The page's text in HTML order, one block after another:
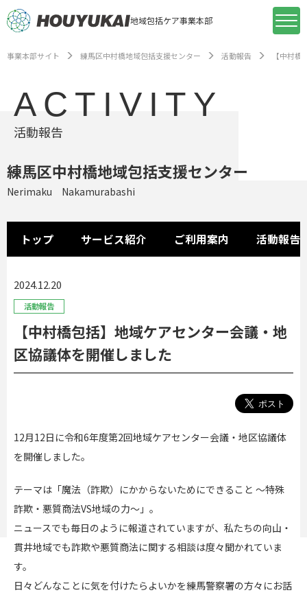
地域包括ケア事業本部
事業本部サイト 練馬区中村橋地域包括支援センター 活動報告 【中村
ACTIVITY
活動報告
練馬区中村橋地域包括支援センター
Nerimaku Nakamurabashi
トップ サービス紹介 ご利用案内 活動報告
2024.12.20
活動報告
【中村橋包括】地域ケアセンター会議・地
区協議体を開催しました
12月12日に令和6年度第2回地域ケアセンター会議・地区協議体
を開催しました。
テーマは「魔法（詐欺）にかからないためにできること ～特殊
詐欺・悪質商法VS地域の力～」。
ニュースでも毎日のように報道されていますが、私たちの向山・
貫井地域でも詐欺や悪質商法に関する相談は度々聞かれていま
す。
日々どんなことに気を付けたらよいかを練馬警察署の方々にお話